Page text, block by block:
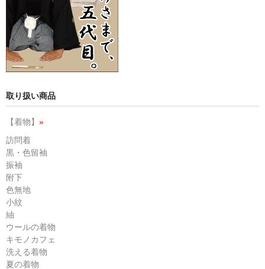
取り扱い商品
【着物】 »
訪問着
黒・色留袖
振袖
附下
色無地
小紋
紬
ウールの着物
キモノカフェ
洗える着物
夏の着物